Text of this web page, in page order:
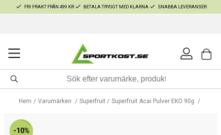
FRI FRAKT FRÅN 499 KR BETALA TRYGGT MED KLARNA SNABBA LEVERANSER
Hem Varumärken Superfruit Superfruit Acai Pulver EKO 90g
-10%